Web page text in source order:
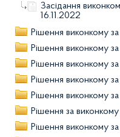
Засідання
16.11.2022
Рішення виконкому
Рішення виконкому
Рішення виконкому
Рішення виконкому
Рішення виконкому
Рішення за
Рішення виконкому